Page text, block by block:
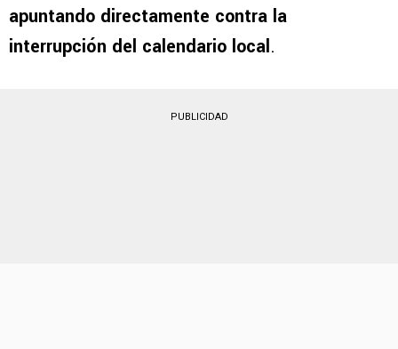
apuntando directamente contra la
interrupción del calendario local.
PUBLICIDAD